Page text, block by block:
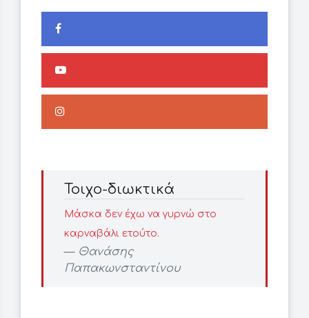
Τοιχο-διωκτικά
Μάσκα δεν έχω να γυρνώ στο
καρναβάλι ετούτο.
Θανάσης
Παπακωνσταντίνου